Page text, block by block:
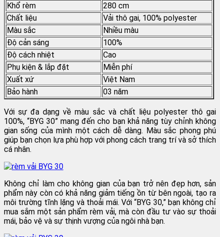
Khổ rèm
280 cm
Chất liệu
Vải thô gai, 100% polyester
Màu sắc
Nhiều màu
Độ cản sáng
100%
Độ cách nhiệt
Cao
Phụ kiện & lắp đặt
Miễn phí
Xuất xứ
Việt Nam
Bảo hành
03 năm
Với sự đa dạng về màu sắc và chất liệu polyester thô gai
100%, “BYG 30” mang đến cho bạn khả năng tùy chỉnh không
gian sống của mình một cách dễ dàng. Màu sắc phong phú
giúp bạn chọn lựa phù hợp với phong cách trang trí và sở thích
cá nhân.
Không chỉ làm cho không gian của bạn trở nên đẹp hơn, sản
phẩm này còn có khả năng giảm tiếng ồn từ bên ngoài, tạo ra
môi trường tĩnh lặng và thoải mái. Với “BYG 30,” bạn không chỉ
mua sắm một sản phẩm rèm vải, mà còn đầu tư vào sự thoải
mái, bảo vệ và sự thịnh vượng của ngôi nhà bạn.